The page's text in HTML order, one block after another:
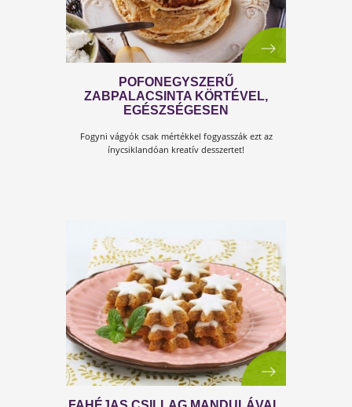
SZÉNHIDRÁTSZEGÉNY MUFFIN
Édesszájúaknak nagy kihívás lemondani a jóféle kis
házi süteményekről...ilyenkor jöhet jól ez a recept!